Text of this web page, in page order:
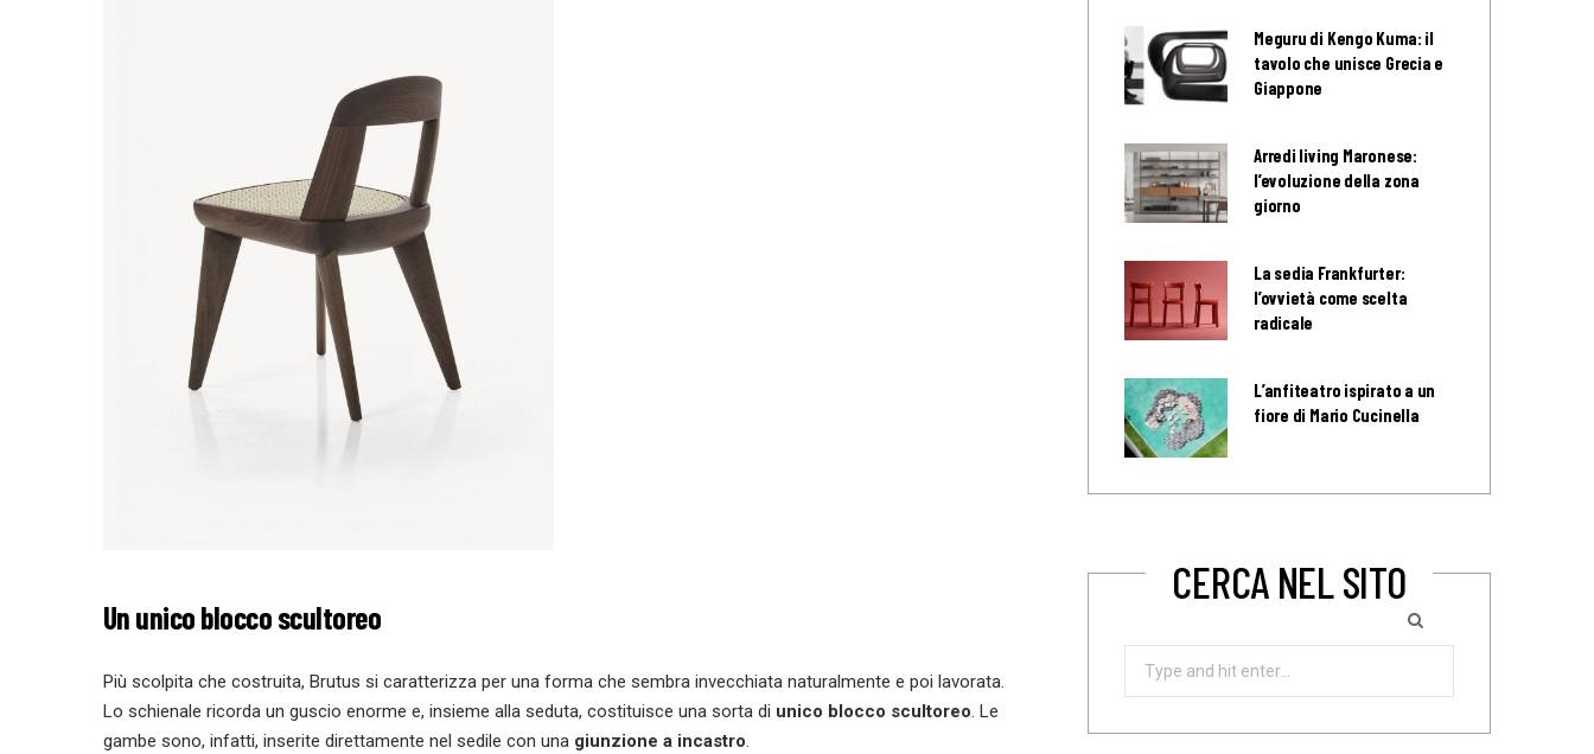
Un unico blocco scultoreo
Più scolpita che costruita, Brutus si caratterizza per una forma che sembra invecchiata naturalmente e poi lavorata.
Lo schienale ricorda un guscio enorme e, insieme alla seduta, costituisce una sorta di unico blocco scultoreo. Le
gambe sono, infatti, inserite direttamente nel sedile con una giunzione a incastro.
Meguru di Kengo Kuma: il
tavolo che unisce Grecia e
Giappone
Arredi living Maronese:
l’evoluzione della zona
giorno
La sedia Frankfurter:
l’ovvietà come scelta
radicale
L’anfiteatro ispirato a un
fiore di Mario Cucinella
CERCA NEL SITO
Search